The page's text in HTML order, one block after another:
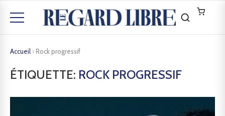
Accueil › Rock progressif
ÉTIQUETTE: ROCK PROGRESSIF